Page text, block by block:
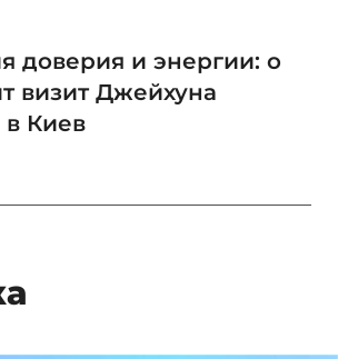
доверия и энергии: о
визит Джейхуна
Киев